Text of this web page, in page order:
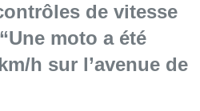
de vitesse
moto a été
h sur l’avenue de